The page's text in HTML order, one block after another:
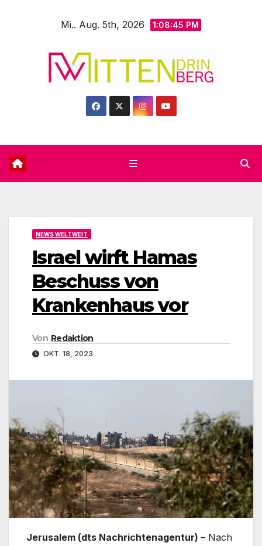
Mi.. Aug. 5th, 2026 1:08:47 PM
NEWS WELTWEIT
Israel wirft Hamas
Beschuss von
Krankenhaus vor
Von Redaktion
OKT. 18, 2023
Jerusalem (dts Nachrichtenagentur) – Nach